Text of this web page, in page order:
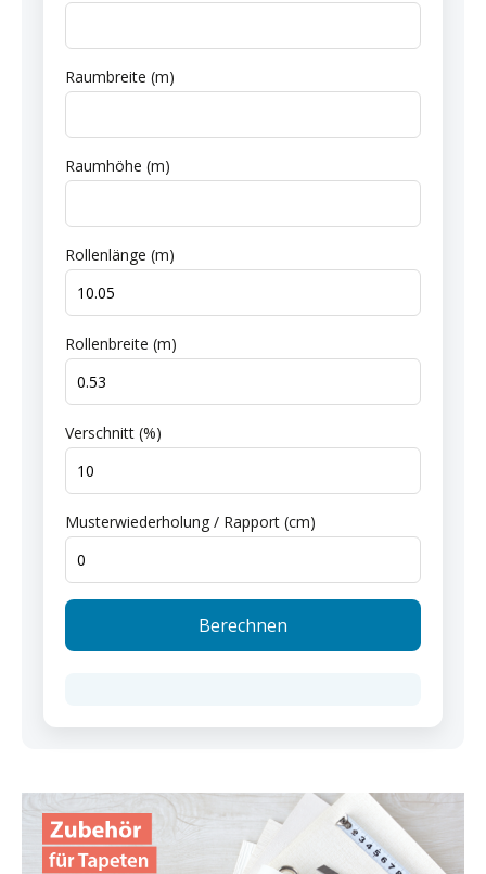
Raumbreite (m)
Raumhöhe (m)
Rollenlänge (m)
Rollenbreite (m)
Verschnitt (%)
Musterwiederholung / Rapport (cm)
Berechnen